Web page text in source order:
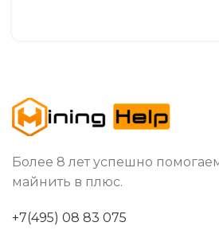
Более 8 лет успешно
майнить в плюс.
+7(495) 08 83 075